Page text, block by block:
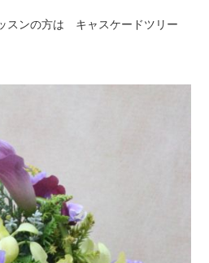
スンの方は キャスケードツリー